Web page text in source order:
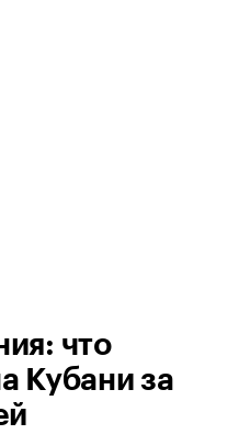
что
Кубани за